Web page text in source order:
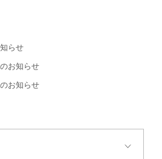
らせ
お知らせ
お知らせ